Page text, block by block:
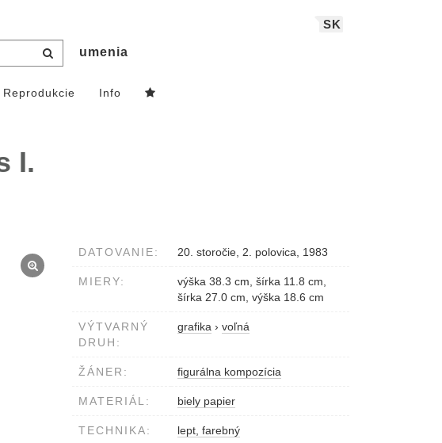
SK
umenia
Reprodukcie Info
I.
DATOVANIE: 20. storočie, 2. polovica, 1983
MIERY:
výška 38.3 cm, šírka 11.8 cm,
šírka 27.0 cm, výška 18.6 cm
VÝTVARNÝ
DRUH:
grafika › voľná
ŽÁNER: figurálna kompozícia
MATERIÁL: biely papier
TECHNIKA: lept, farebný